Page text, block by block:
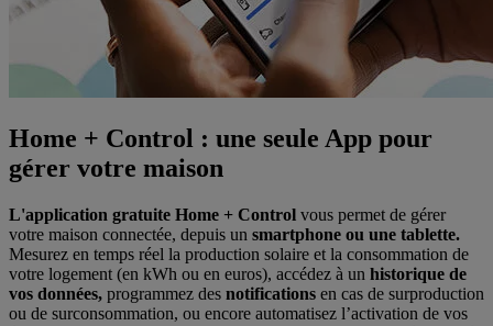
Home + Control : une seule App pour
gérer votre maison
L'application gratuite Home + Control vous permet de gérer
votre maison connectée, depuis un smartphone ou une tablette.
Mesurez en temps réel la production solaire et la consommation de
votre logement (en kWh ou en euros), accédez à un historique de
vos données, programmez des notifications en cas de surproduction
ou de surconsommation, ou encore automatisez l’activation de vos